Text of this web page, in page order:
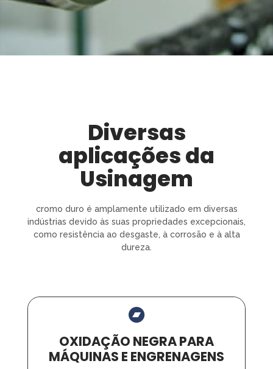
Diversas
aplicações da
Usinagem
cromo duro é amplamente utilizado em diversas
indústrias devido às suas propriedades excepcionais,
como resistência ao desgaste, à corrosão e à alta
dureza.
OXIDAÇÃO NEGRA PARA
MÁQUINAS E ENGRENAGENS